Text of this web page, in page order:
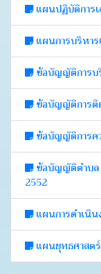
แผนปฏิบัติการ
แผนการบริหา
ข้อบัญญัติการบ
ข้อบัญญัติการติด
ข้อบัญญัติการค
ข้อบัญญัติตำบล
2552
แผนการดำเนิน
แผนยุทธศาสต